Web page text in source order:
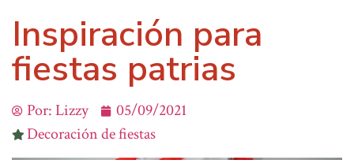
Inspiración para
fiestas patrias
Por:Lizzy
05/09/2021
Decoración de fiestas